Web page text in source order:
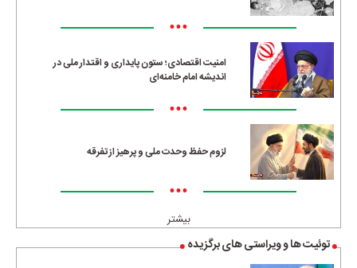
•••
امنیت اقتصادی؛ ستون پایداری و اقتدار ملی در
اندیشه امام خامنه‌ای
•••
لزوم حفظ وحدت ملی و پرهیز از تفرقه
•••
بیشتر
توئیت ها و ویراستی های برگزیده